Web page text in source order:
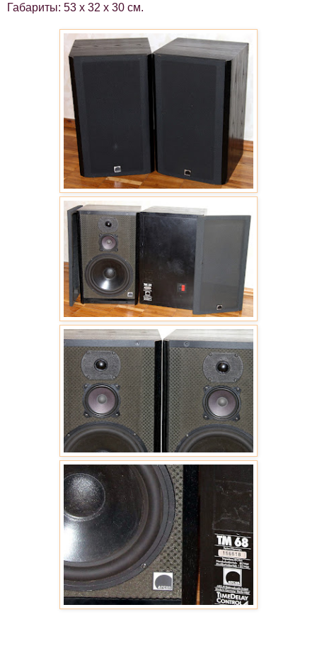
Габариты: 53 х 32 x 30 см.